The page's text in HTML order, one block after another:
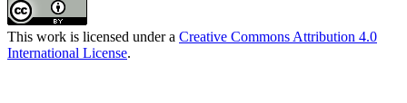
This work is licensed under a Creative Commons Attribution 4.0
International License.